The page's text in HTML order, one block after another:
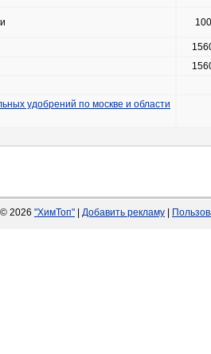
удобрений по москве и области
© 2026 "ХимТоп" Добавить рекламу